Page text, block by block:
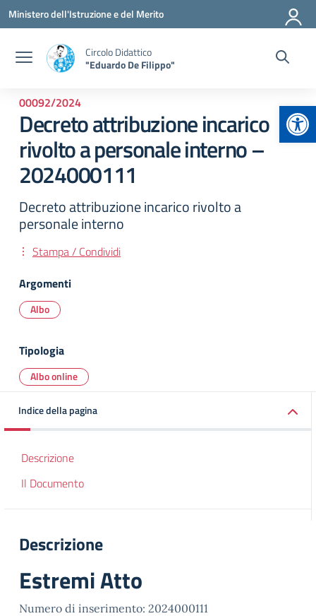
Vai ai contenuti
Vai al menu di navigazione
Vai al footer
Ministero dell'Istruzione e del Merito
Circolo Didattico
"Eduardo De Filippo"
00092/2024
Decreto attribuzione incarico
rivolto a personale interno –
2024000111
Decreto attribuzione incarico rivolto a
personale interno
Stampa / Condividi
Argomenti
Albo
Tipologia
Albo online
Indice della pagina
Descrizione
Il Documento
Descrizione
Estremi Atto
Numero di inserimento: 2024000111